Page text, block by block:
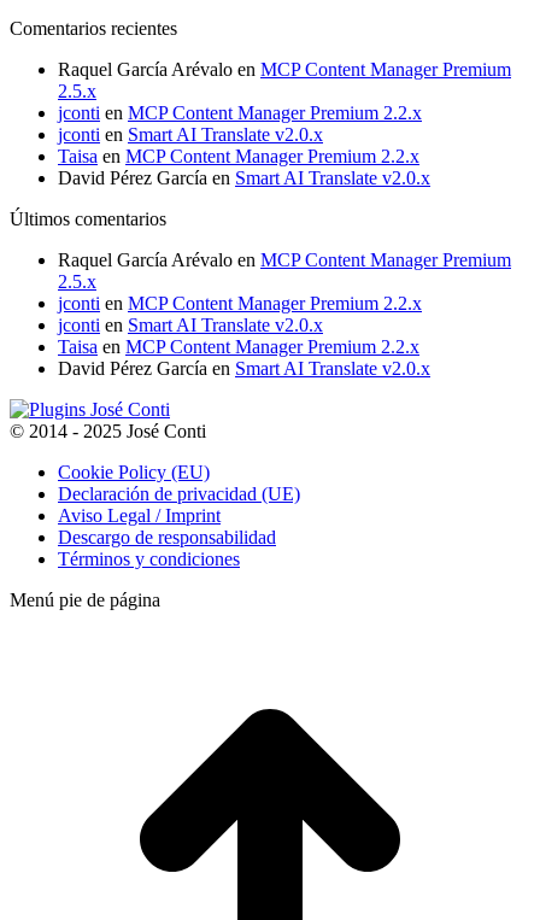
150,00€
Comentarios recientes
Raquel García Arévalo en MCP Content Manager Premium
2.5.x
jconti en MCP Content Manager Premium 2.2.x
jconti en Smart AI Translate v2.0.x
Taisa en MCP Content Manager Premium 2.2.x
David Pérez García en Smart AI Translate v2.0.x
Últimos comentarios
Raquel García Arévalo en MCP Content Manager Premium
2.5.x
jconti en MCP Content Manager Premium 2.2.x
jconti en Smart AI Translate v2.0.x
Taisa en MCP Content Manager Premium 2.2.x
David Pérez García en Smart AI Translate v2.0.x
© 2014 - 2025 José Conti
Cookie Policy (EU)
Declaración de privacidad (UE)
Aviso Legal / Imprint
Descargo de responsabilidad
Términos y condiciones
Menú pie de página